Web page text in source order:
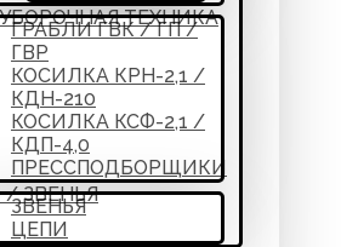
ТЕХНИКА
ГРАБЛИ ГВК / ГП /
ГВР
КОСИЛКА КРН-2,1 /
КДН-210
КОСИЛКА КСФ-2,1 /
КДП-4,0
ПРЕССПОДБОРЩИКИ
/ ЗВЕНЬЯ
ЗВЕНЬЯ
ЦЕПИ